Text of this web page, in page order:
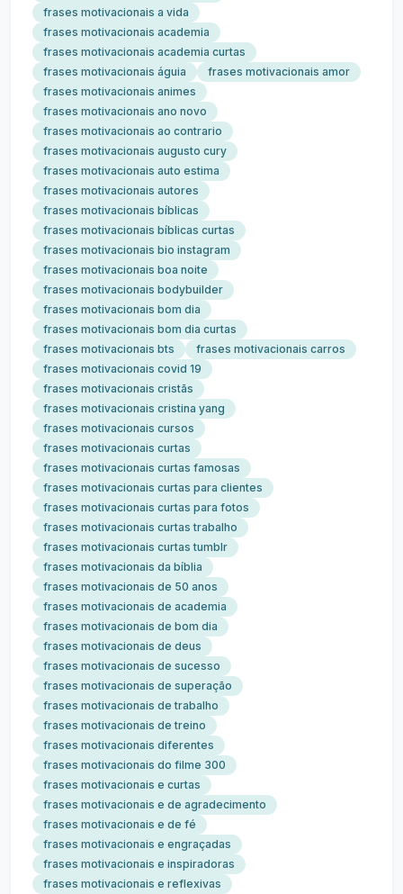
frases motivacionais a vida
frases motivacionais academia
frases motivacionais academia curtas
frases motivacionais águia
frases motivacionais amor
frases motivacionais animes
frases motivacionais ano novo
frases motivacionais ao contrario
frases motivacionais augusto cury
frases motivacionais auto estima
frases motivacionais autores
frases motivacionais bíblicas
frases motivacionais bíblicas curtas
frases motivacionais bio instagram
frases motivacionais boa noite
frases motivacionais bodybuilder
frases motivacionais bom dia
frases motivacionais bom dia curtas
frases motivacionais bts
frases motivacionais carros
frases motivacionais covid 19
frases motivacionais cristãs
frases motivacionais cristina yang
frases motivacionais cursos
frases motivacionais curtas
frases motivacionais curtas famosas
frases motivacionais curtas para clientes
frases motivacionais curtas para fotos
frases motivacionais curtas trabalho
frases motivacionais curtas tumblr
frases motivacionais da bíblia
frases motivacionais de 50 anos
frases motivacionais de academia
frases motivacionais de bom dia
frases motivacionais de deus
frases motivacionais de sucesso
frases motivacionais de superação
frases motivacionais de trabalho
frases motivacionais de treino
frases motivacionais diferentes
frases motivacionais do filme 300
frases motivacionais e curtas
frases motivacionais e de agradecimento
frases motivacionais e de fé
frases motivacionais e engraçadas
frases motivacionais e inspiradoras
frases motivacionais e reflexivas